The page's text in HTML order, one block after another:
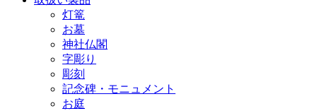
灯篭
お墓
神社仏閣
字彫り
彫刻
記念碑・モニュメント
お庭